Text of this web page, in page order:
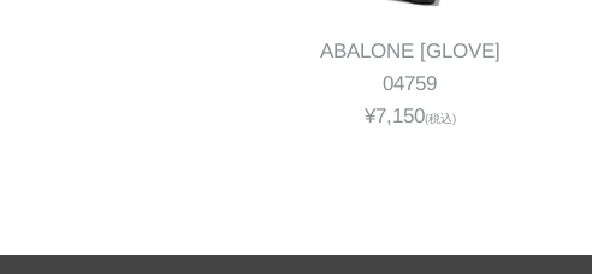
ABALONE [GLOVE]
04759
¥7,150(税込)